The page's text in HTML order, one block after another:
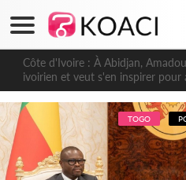
Côte d'Ivoire : À Abidjan,
ivoirien et veut s'en inspirer pour
de la Guinée
TOGO